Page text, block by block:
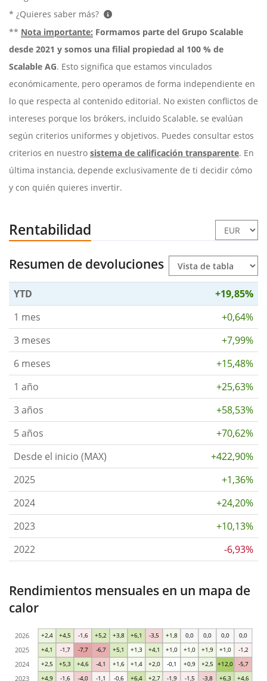
* ¿Quieres saber más?
** Nota importante: Formamos parte del Grupo Scalable
desde 2021 y somos una filial propiedad al 100 % de
Scalable AG. Esto significa que estamos vinculados
económicamente, pero operamos de forma independiente en
lo que respecta al contenido editorial. No existen conflictos de
intereses porque los brókers, incluido Scalable, se evalúan
según criterios uniformes y objetivos. Puedes consultar estos
criterios en nuestro sistema de calificación transparente. En
última instancia, depende exclusivamente de ti decidir cómo
y con quién quieres invertir.
Rentabilidad
Resumen de devoluciones
YTD
+19,85%
1 mes
+0,64%
3 meses
+7,99%
6 meses
+15,48%
1 año
+25,63%
3 años
+58,53%
5 años
+70,62%
Desde el inicio (MAX)
+422,90%
2025
+1,36%
2024
+24,20%
2023
+10,13%
2022
-6,93%
Rendimientos mensuales en un mapa de
calor
+4,9 -1,6 -4,0 -1,1 -0,6 +6,4 +2,7 -1,9 -1,5 -3,8 +6,3 +4,6
+2,5 +5,3 +4,6 -4,1 +1,6 +1,4 +2,0 -0,1 +0,9 +2,5 +12,0 -5,7
+4,1 -1,7 -7,7 -6,7 +5,1 +1,3 +4,1 +1,0 +1,0 +1,9 +1,0 -1,2
+2,4 +4,5 -1,6 +5,2 +3,8 +6,1 -3,5 +1,8 0,0 0,0 0,0 0,0
2023
2024
2025
2026